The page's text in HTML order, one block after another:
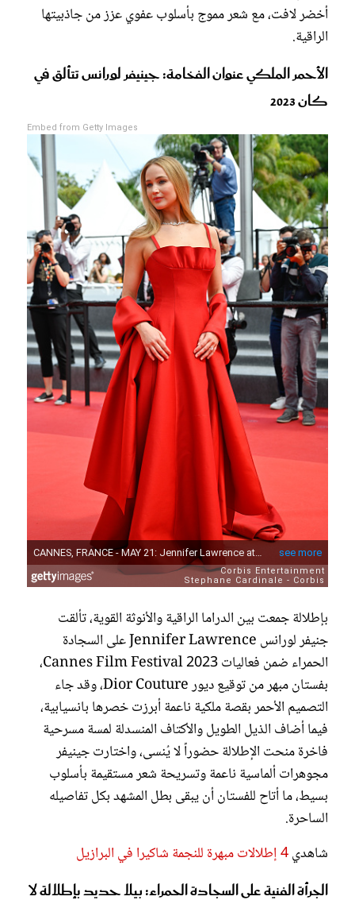
أخضر لافت، مع شعر مموج بأسلوب عفوي عزز من جاذبيتها
الراقية.
الأحمر الملكي عنوان الفخامة: جينيفر لورانس تتألق في
كان 2023
Embed from Getty Images
بإطلالة جمعت بين الدراما الراقية والأنوثة القوية، تألقت
جنيفر لورانس Jennifer Lawrence على السجادة
الحمراء ضمن فعاليات Cannes Film Festival 2023،
بفستان مبهر من توقيع ديور Dior Couture، وقد جاء
التصميم الأحمر بقصة ملكية ناعمة أبرزت خصرها بانسيابية،
فيما أضاف الذيل الطويل والأكتاف المنسدلة لمسة مسرحية
فاخرة منحت الإطلالة حضوراً لا يُنسى، واختارت جينيفر
مجوهرات ألماسية ناعمة وتسريحة شعر مستقيمة بأسلوب
بسيط، ما أتاح للفستان أن يبقى بطل المشهد بكل تفاصيله
الساحرة.
شاهدي4 إطلالات مبهرة للنجمة شاكيرا في البرازيل
الجرأة الفنية على السجادة الحمراء: بيلا حديد بإطلالة لا